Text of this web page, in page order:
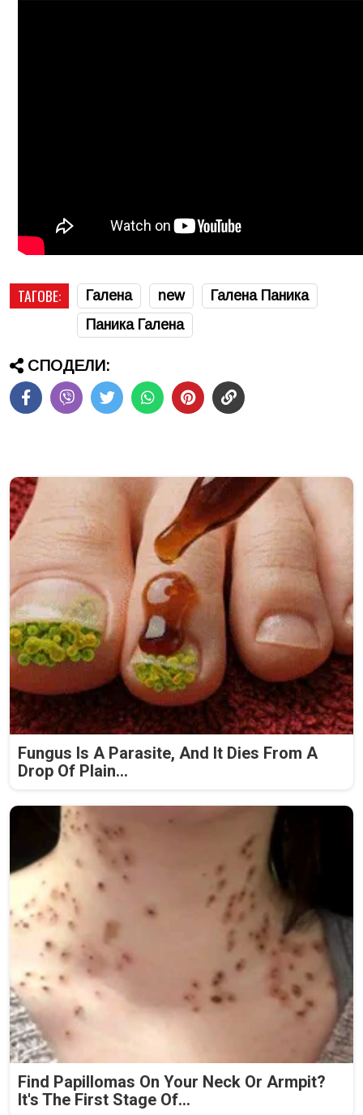
ТАГОВЕ: Галена new
Галена Паника
Паника Галена
СПОДЕЛИ:
Fungus Is A Parasite, And It Dies From A
Drop Of Plain...
Find Papillomas On Your Neck Or Armpit?
It's The First Stage Of...